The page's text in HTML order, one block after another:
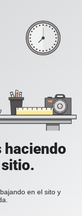
haciendo
en el sito y